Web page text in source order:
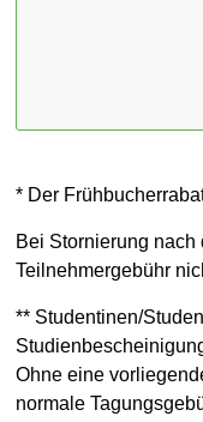
* Der
Bei Stornierung
Teilnehmergebühr
** Studentinen/
Ohne eine
normale